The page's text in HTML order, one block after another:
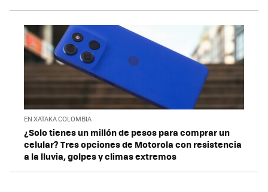
EN XATAKA COLOMBIA
¿Solo tienes un millón de pesos para comprar un
celular? Tres opciones de Motorola con resistencia
a la lluvia, golpes y climas extremos